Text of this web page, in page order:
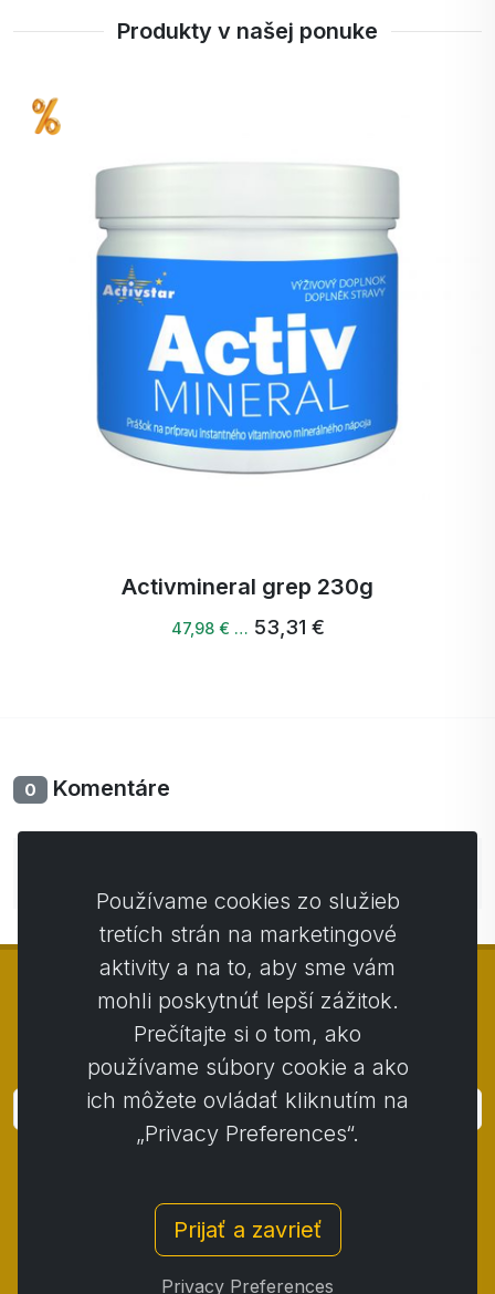
Produkty v našej ponuke
Activ Magnesium + B6 + K spray
44,17 € …
0 Komentáre
© Copyright 2014 - 2026 Activstar
Prihlásiť
Kontakt / Obchodné podmienky
Ochrana osobných údajov / Reklamačný poriadok
Reklamačný protokol / Odstúpenie od zmluvy
Cookies
Používame cookies zo služieb
tretích strán na marketingové
aktivity a na to, aby sme vám
mohli poskytnúť lepší zážitok.
Prečítajte si o tom, ako
používame súbory cookie a ako
ich môžete ovládať kliknutím na
„Privacy Preferences“.
Prijať a zavrieť
Privacy Preferences